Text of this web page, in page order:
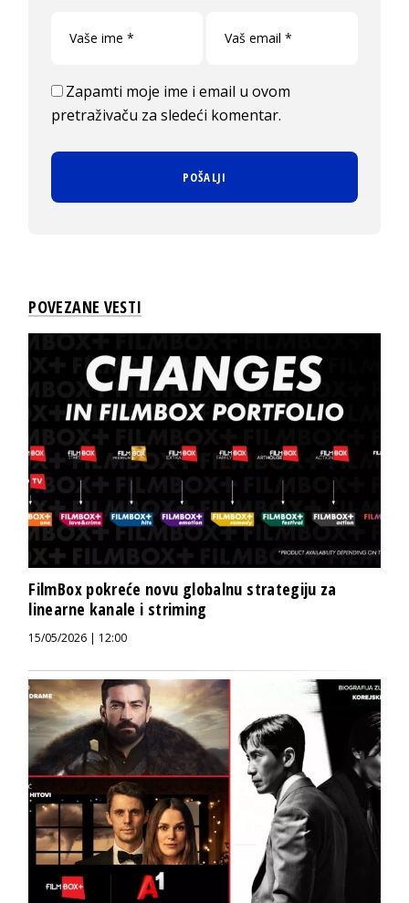
Zapamti moje ime i email u ovom
pretraživaču za sledeći komentar.
POVEZANE VESTI
FilmBox pokreće novu globalnu strategiju za
linearne kanale i striming
15/05/2026 | 12:00